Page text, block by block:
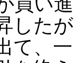
した
て、